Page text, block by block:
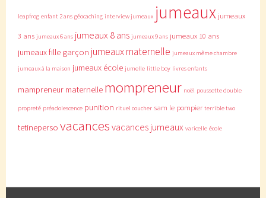
leapfrog enfant 2 ans géocaching interview jumeaux jumeaux jumeaux
3 ans jumeaux 6 ans jumeaux 8 ans jumeaux 9 ans jumeaux 10 ans
jumeaux fille garçon jumeaux maternelle jumeaux même chambre
jumeaux à la maison jumeaux école jumelle little boy livres enfants
mampreneur maternelle mompreneur noël poussette double
propreté préadolescence punition rituel coucher sam le pompier terrible two
tetineperso vacances vacances jumeaux varicelle école